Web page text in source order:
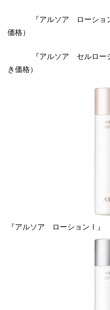
『アルソア ローションⅡ
価格）
『アルソア セルローシ
き価格）
『アルソア ローションⅠ』